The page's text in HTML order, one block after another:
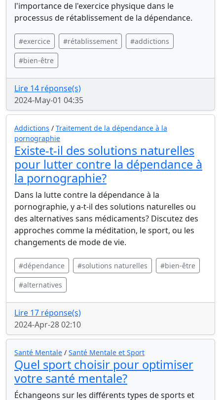
l'importance de l'exercice physique dans le
processus de rétablissement de la dépendance.
#exercice #rétablissement #addictions
#bien-être
Lire 14 réponse(s)
2024-May-01 04:35
Addictions / Traitement de la dépendance à la
pornographie
Existe-t-il des solutions naturelles
pour lutter contre la dépendance à
la pornographie?
Dans la lutte contre la dépendance à la
pornographie, y a-t-il des solutions naturelles ou
des alternatives sans médicaments? Discutez des
approches comme la méditation, le sport, ou les
changements de mode de vie.
#dépendance #solutions naturelles #bien-être
#alternatives
Lire 17 réponse(s)
2024-Apr-28 02:10
Santé Mentale / Santé Mentale et Sport
Quel sport choisir pour optimiser
votre santé mentale?
Échangeons sur les différents types de sports et